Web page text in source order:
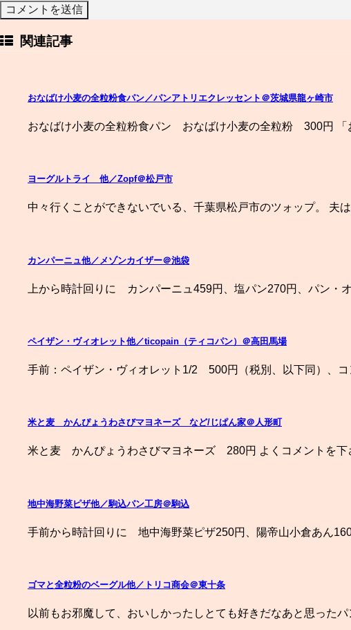
関連記事
おなばけ小麦の全粒粉食パン／パンアトリエクレッセント＠茨城県龍ヶ崎市
おなばけ小麦の全粒粉食パン おなばけ小麦の全粒粉 300円 「
ヨーグルトライ 他／Zopf＠松戸市
中々行くことができないでいる、千葉県松戸市のツォップ。 夫
カンパーニュ他／メゾンカイザー＠池袋
上から時計回りに カンパーニュ459円、塩パン270円、パン・
ペイザン・ヴィオレット他／ticopain（ティコパン）＠高田馬場
手前：ペイザン・ヴィオレット1/2 500円（税別、以下同）、
米と麦 かんぴょうわさびマヨネーズ など/じぱん家＠人形町
米と麦 かんぴょうわさびマヨネーズ 280円 よくコメントを下
地中海野菜ピザ他／駒込パン工房＠駒込
手前から時計回りに 地中海野菜ピザ250円、陽帝山小倉あん
ゴマと全粒粉のベーグル他／トリコ商会＠東十条
以前もお邪魔して、おいしかったしとても好きだなあと思った